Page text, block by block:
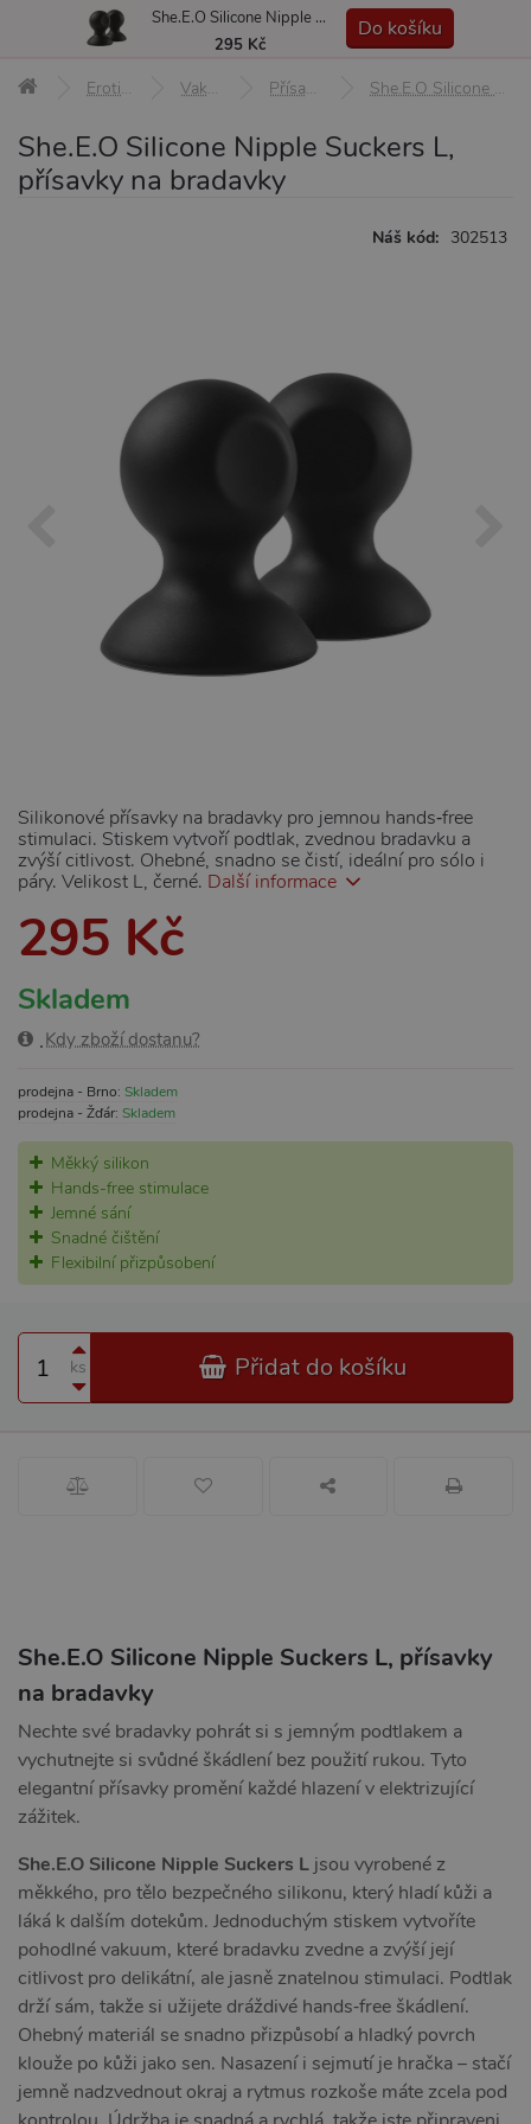
MENU
Erotické pomůcky Vakuové pumpy Přísavky na bradavky She.E.O Silicone Nipple Suckers L, přísavky na bradavky
She.E.O Silicone Nipple Suckers L,
přísavky na bradavky
Náš kód: 302513
Silikonové přísavky na bradavky pro jemnou hands‑free
stimulaci. Stiskem vytvoří podtlak, zvednou bradavku a
zvýší citlivost. Ohebné, snadno se čistí, ideální pro sólo i
páry. Velikost L, černé. Další informace
295 Kč
Skladem
Kdy zboží dostanu?
prodejna - Brno: Skladem
prodejna - Žďár: Skladem
Měkký silikon
Hands-free stimulace
Jemné sání
Snadné čištění
Flexibilní přizpůsobení
ks Přidat do košíku
She.E.O Silicone Nipple Suckers L, přísavky na bradavky
295 Kč
Do košíku
She.E.O Silicone Nipple Suckers L, přísavky
na bradavky
Nechte své bradavky pohrát si s jemným podtlakem a
vychutnejte si svůdné škádlení bez použití rukou. Tyto
elegantní přísavky promění každé hlazení v elektrizující
zážitek.
She.E.O Silicone Nipple Suckers L jsou vyrobené z
měkkého, pro tělo bezpečného silikonu, který hladí kůži a
láká k dalším dotekům. Jednoduchým stiskem vytvoříte
pohodlné vakuum, které bradavku zvedne a zvýší její
citlivost pro delikátní, ale jasně znatelnou stimulaci. Podtlak
drží sám, takže si užijete dráždivé hands‑free škádlení.
Ohebný materiál se snadno přizpůsobí a hladký povrch
klouže po kůži jako sen. Nasazení i sejmutí je hračka – stačí
jemně nadzvednout okraj a rytmus rozkoše máte zcela pod